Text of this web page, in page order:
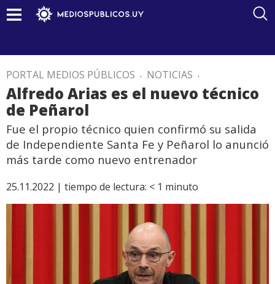
PORTAL MEDIOS PÚBLICOS . NOTICIAS .
Alfredo Arias es el nuevo técnico
de Peñarol
Fue el propio técnico quien confirmó su salida
de Independiente Santa Fe y Peñarol lo anunció
más tarde como nuevo entrenador
25.11.2022 | tiempo de lectura: < 1 minuto